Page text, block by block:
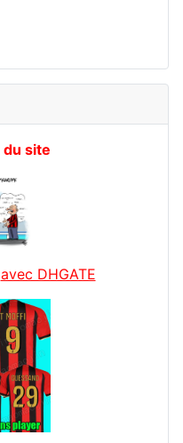
du site
avec DHGATE